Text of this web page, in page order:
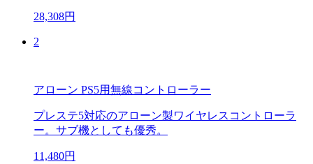
28,308円
2
アローン PS5用無線コントローラー
プレステ5対応のアローン製ワイヤレスコントローラ
ー。サブ機としても優秀。
11,480円